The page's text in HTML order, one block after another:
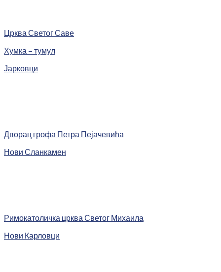
Црква Светог Саве
Хумка – тумул
Јарковци
Дворац грофа Петра Пејачевића
Нови Сланкамен
Римокатоличка црква Светог Михаила
Нови Карловци